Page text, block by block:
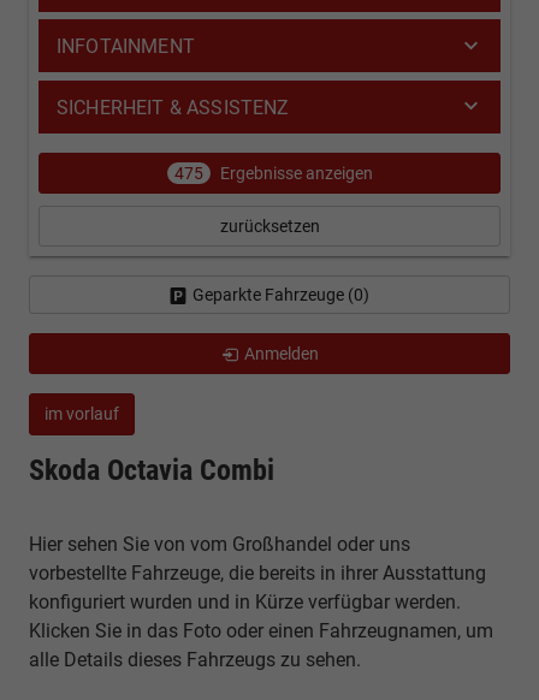
im vorlauf
Skoda Octavia Combi
Hier sehen Sie von vom Großhandel oder uns
vorbestellte Fahrzeuge, die bereits in ihrer Ausstattung
konfiguriert wurden und in Kürze verfügbar werden.
Klicken Sie in das Foto oder einen Fahrzeugnamen, um
alle Details dieses Fahrzeugs zu sehen.
INFOTAINMENT
SICHERHEIT & ASSISTENZ
475 Ergebnisse anzeigen
zurücksetzen
Geparkte Fahrzeuge (0)
Anmelden